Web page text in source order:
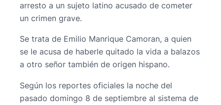
arresto a un sujeto latino acusado de cometer
un crimen grave.
Se trata de Emilio Manrique Camoran, a quien
se le acusa de haberle quitado la vida a balazos
a otro señor también de origen hispano.
Según los reportes oficiales la noche del
pasado domingo 8 de septiembre al sistema de